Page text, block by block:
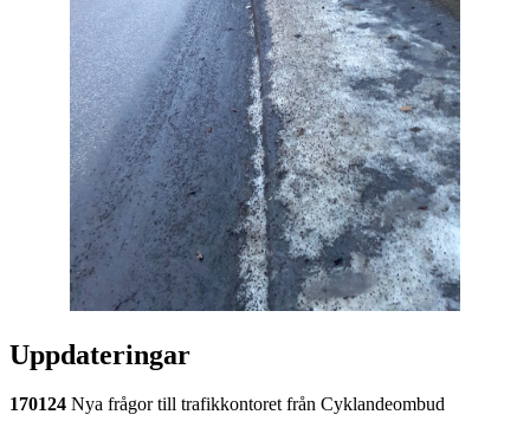
Uppdateringar
170124 Nya frågor till trafikkontoret från Cyklandeombud